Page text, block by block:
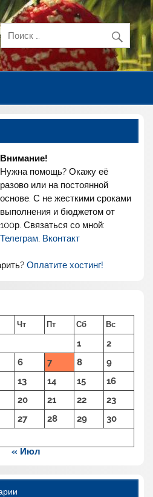
Внимание!
Нужна помощь? Окажу её
разово или на постоянной
основе. С не жесткими сроками
выполнения и бюджетом от
100р. Связаться со мной:
Телеграм Вконтакт
Оплатите хостинг!
Чт Пт Сб Вс
1
2
6 7 8
9
13 14 15
16
20 21 22
23
27 28 29
30
« Июл